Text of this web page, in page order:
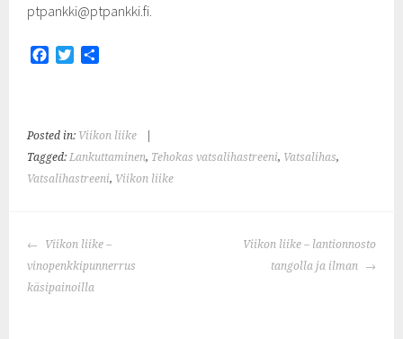
ptpankki@ptpankki.fi.
o
o
k
e
r
Posted in: Viikon liike
Tagged: Lankuttaminen, Tehokas vatsalihastreeni, Vatsalihas,
Vatsalihastreeni, Viikon liike
POST
NAVIGATION
Viikon liike –
vinopenkkipunnerrus
käsipainoilla
Viikon liike – lantionnosto
tangolla ja ilman